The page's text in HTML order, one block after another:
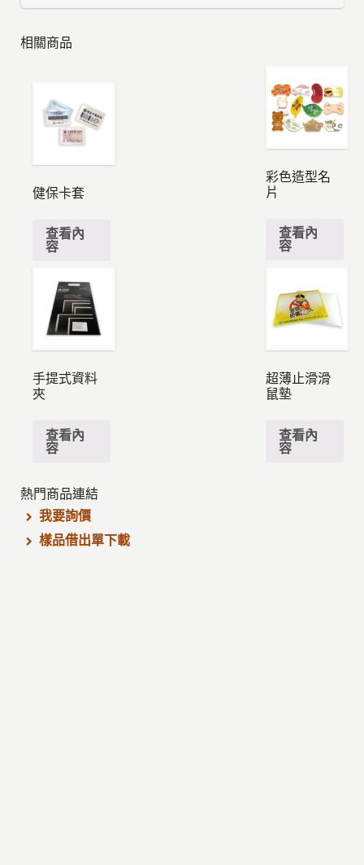
相關商品
健保卡套
查看內
容
彩色造型名
片
查看內
容
手提式資料
夾
查看內
容
超薄止滑滑
鼠墊
查看內
容
熱門商品連結
我要詢價
樣品借出單下載